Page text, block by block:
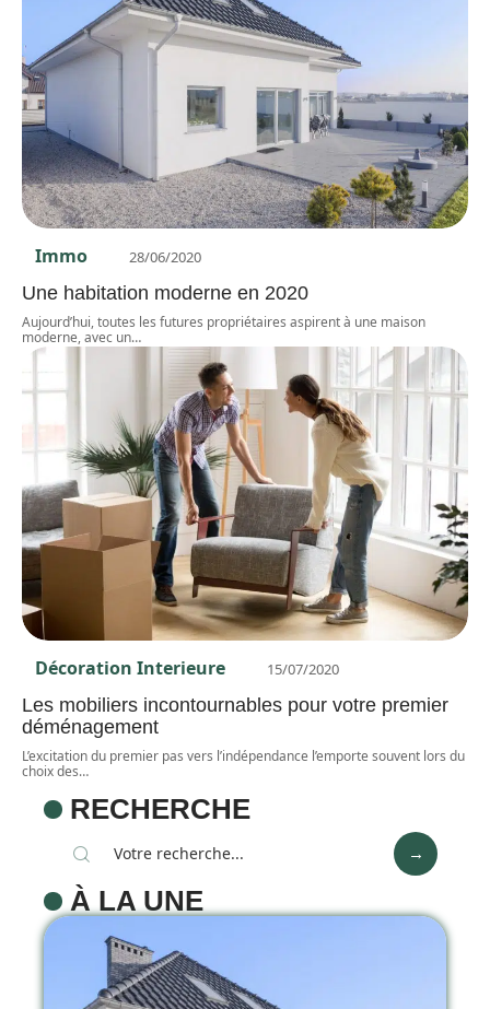
Immo 28/06/2020
Une habitation moderne en 2020
Aujourd’hui, toutes les futures propriétaires aspirent à une maison
moderne, avec un…
Décoration Interieure 15/07/2020
Les mobiliers incontournables pour votre premier
déménagement
L’excitation du premier pas vers l’indépendance l’emporte souvent lors du
choix des…
RECHERCHE
À LA UNE